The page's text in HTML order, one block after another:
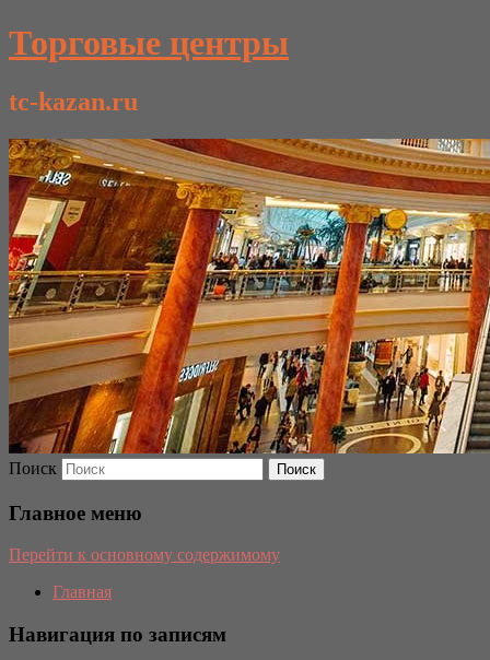
Торговые центры
tc-kazan.ru
Поиск
Главное меню
Перейти к основному содержимому
Главная
Навигация по записям